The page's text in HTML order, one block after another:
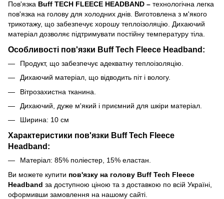
Пов'язка Buff TECH FLEECE HEADBAND – технологічна легка
пов'язка на голову для холодних днів. Виготовлена ​​з м'якого
трикотажу, що забезпечує хорошу теплоізоляцію. Дихаючий
матеріал дозволяє підтримувати постійну температуру тіла.
Особливості пов'язки Buff Tech Fleece Headband:
Продукт, що забезпечує адекватну теплоізоляцію.
Дихаючий матеріал, що відводить піт і вологу.
Вітрозахистна тканина.
Дихаючий, дуже м'який і приємний для шкіри матеріал.
Ширина: 10 см
Характеристики пов'язки Buff Tech Fleece
Headband:
Матеріал: 85% поліестер, 15% еластан.
Ви можете купити пов'язку на голову Buff Tech Fleece
Headband за доступною ціною та з доставкою по всій Україні,
оформивши замовлення на нашому сайті.